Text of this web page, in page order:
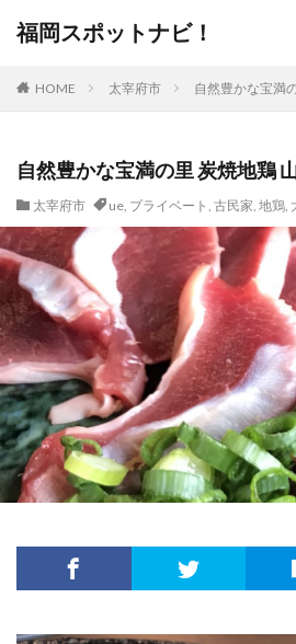
福岡スポットナビ！
HOME 太宰府市 自然豊かな宝満
自然豊かな宝満の里 炭焼地鶏
太宰府市 ue, プライベート , 古民家, 地鶏,